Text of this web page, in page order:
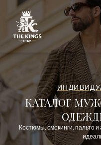
КАТАЛОГ
Костюмы, смокинги, пальто